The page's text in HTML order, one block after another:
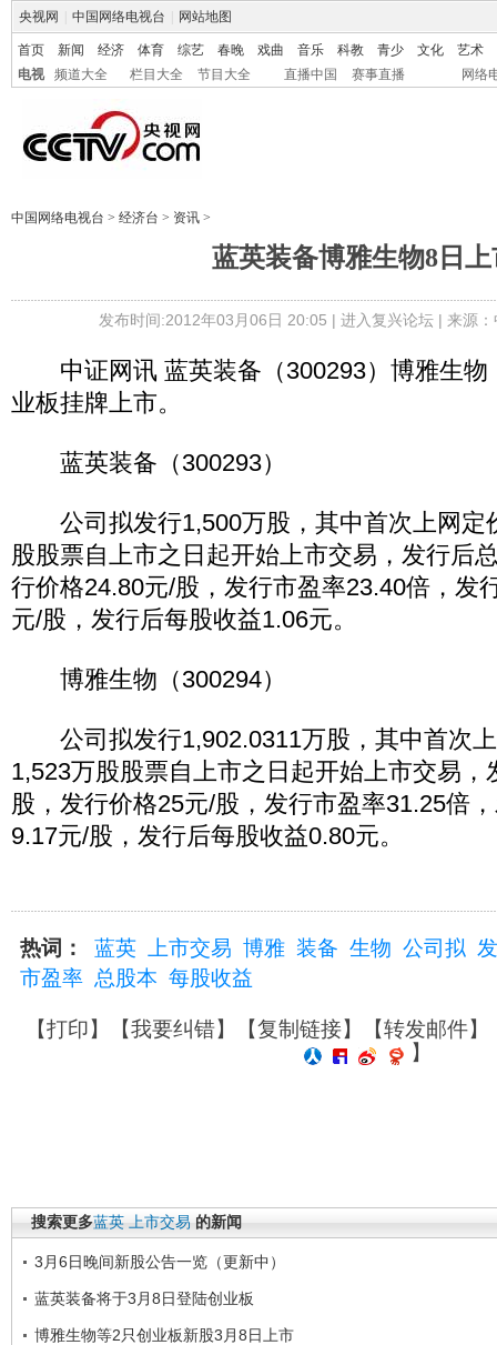
央视网 中国网络电视台 网站地图
首页 新闻 经济 体育 综艺 春晚 戏曲 音乐 科教 青少 文化
艺术
电视
频道大全 栏目大全 节目大全 直播中国 赛事直播 网络
中国网络电视台 > 经济台 > 资讯 >
蓝英装备博雅生物8日上
发布时间:2012年03月06日 20:05 | 进入复兴论坛| 来源
中证网讯 蓝英装备（300293）博雅生物
业板挂牌上市。
蓝英装备（300293）
公司拟发行1,500万股，其中首次上网定
股股票自上市之日起开始上市交易，发行后
行价格24.80元/股，发行市盈率23.40倍，发
元/股，发行后每股收益1.06元。
博雅生物（300294）
公司拟发行1,902.0311万股，其中首次上
1,523万股股票自上市之日起开始上市交易，
股，发行价格25元/股，发行市盈率31.25倍
9.17元/股，发行后每股收益0.80元。
热词： 蓝英 上市交易 博雅 装备 生物 公司拟
市盈率 总股本 每股收益
【打印】【我要纠错】【复制链接】【转发邮件】
】
搜索更多蓝英 上市交易 的新闻
3月6日晚间新股公告一览（更新中）
蓝英装备将于3月8日登陆创业板
博雅生物等2只创业板新股3月8日上市